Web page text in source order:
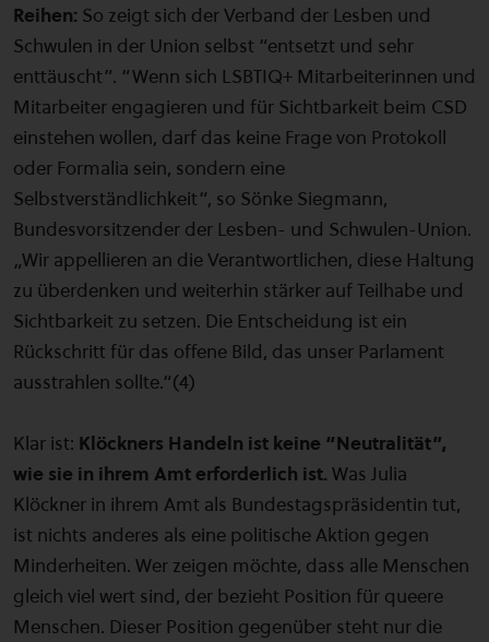
Reihen: So zeigt sich der Verband der Lesben und
Schwulen in der Union selbst “entsetzt und sehr
enttäuscht”. “Wenn sich LSBTIQ+ Mitarbeiterinnen und
Mitarbeiter engagieren und für Sichtbarkeit beim CSD
einstehen wollen, darf das keine Frage von Protokoll
oder Formalia sein, sondern eine
Selbstverständlichkeit“, so Sönke Siegmann,
Bundesvorsitzender der Lesben- und Schwulen-Union.
„Wir appellieren an die Verantwortlichen, diese Haltung
zu überdenken und weiterhin stärker auf Teilhabe und
Sichtbarkeit zu setzen. Die Entscheidung ist ein
Rückschritt für das offene Bild, das unser Parlament
ausstrahlen sollte.“(4)
Klar ist: Klöckners Handeln ist keine “Neutralität”,
wie sie in ihrem Amt erforderlich ist. Was Julia
Klöckner in ihrem Amt als Bundestagspräsidentin tut,
ist nichts anderes als eine politische Aktion gegen
Minderheiten. Wer zeigen möchte, dass alle Menschen
gleich viel wert sind, der bezieht Position für queere
Menschen. Dieser Position gegenüber steht nur die